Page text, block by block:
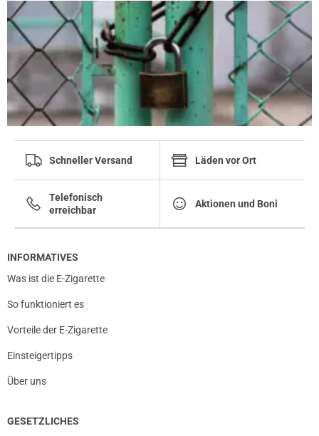
Schneller Versand Läden vor Ort
Telefonisch
erreichbar
Aktionen und Boni
INFORMATIVES
Was ist die E-Zigarette
So funktioniert es
Vorteile der E-Zigarette
Einsteigertipps
Über uns
GESETZLICHES